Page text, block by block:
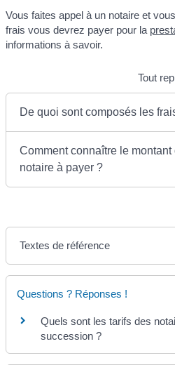
Vous faites appel à un notaire et
frais vous devrez payer pour la
informations à savoir.
Tout
De quoi sont composés les
Comment connaître le montant
notaire à payer ?
Textes de référence
Questions ? Réponses !
Quels sont les tarifs des
succession ?